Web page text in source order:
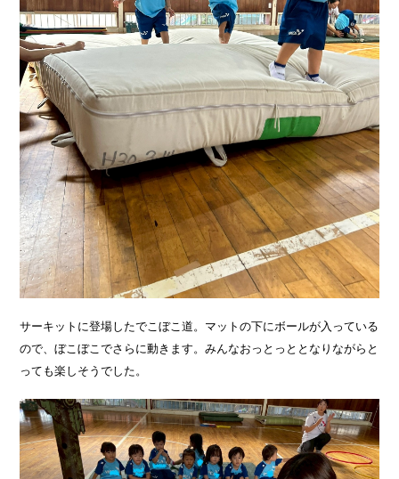
サーキットに登場したでこぼこ道。マットの下にボールが入っている
ので、ぼこぼこでさらに動きます。みんなおっとっととなりながらと
っても楽しそうでした。